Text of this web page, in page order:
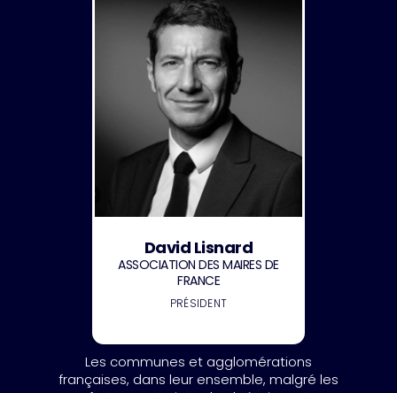
David Lisnard
ASSOCIATION DES MAIRES DE
FRANCE
PRÉSIDENT
Les communes et agglomérations
françaises, dans leur ensemble, malgré les